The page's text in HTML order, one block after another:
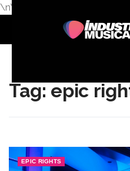
\n\n
Tag: epic
EPIC RIGHTS